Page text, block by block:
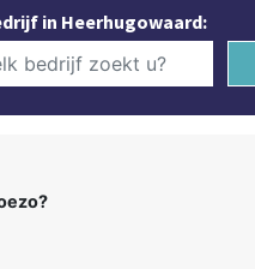
in Heerhugowaard: